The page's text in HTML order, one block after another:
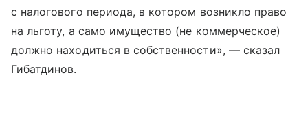
с налогового периода, в котором возникло право
на льготу, а само имущество (не коммерческое)
должно находиться в собственности», — сказал
Гибатдинов.